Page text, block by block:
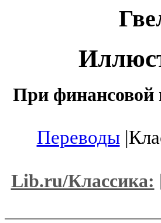
При финансовой
Переводы
Lib.ru/Классика: